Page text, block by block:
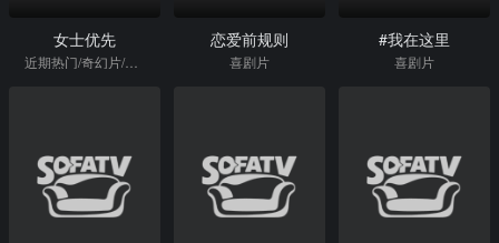
女士优先
近期热门/奇幻片/喜剧片
恋爱前规则
喜剧片
#我在这里
喜剧片